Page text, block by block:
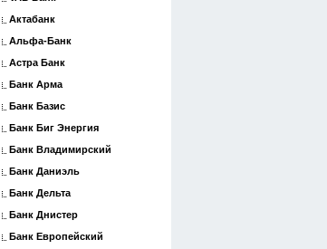
Актабанк
Альфа-Банк
Астра Банк
Банк Арма
Банк Базис
Банк Биг Энергия
Банк Владимирский
Банк Даниэль
Банк Дельта
Банк Днистер
Банк Европейский